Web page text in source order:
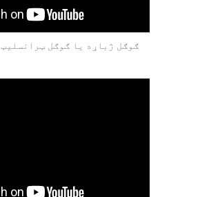
ګوګل ژباړه یا ګوګل ټرانسلیټ